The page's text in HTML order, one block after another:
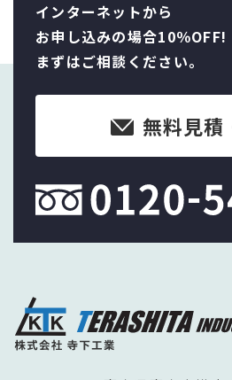
インターネットから
お申し込みの場合10％OFF!
まずはご相談ください。
無料見積